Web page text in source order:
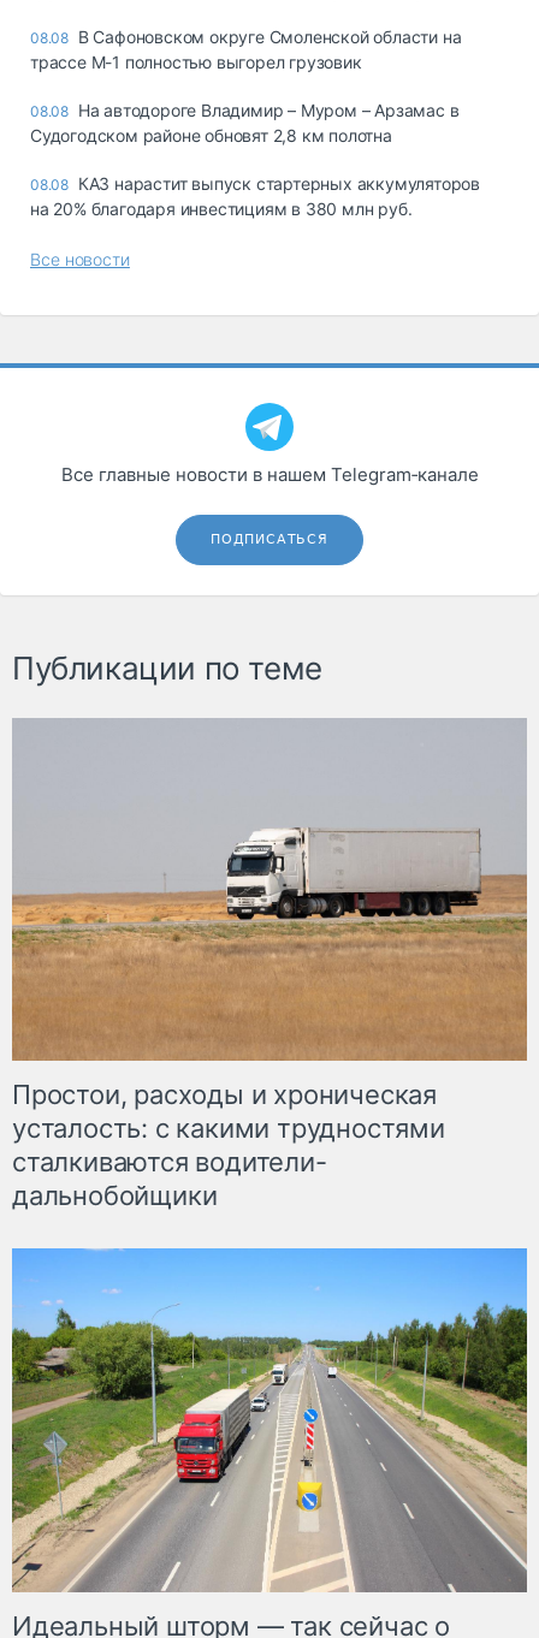
08.08 В Сафоновском округе Смоленской области на
трассе М-1 полностью выгорел грузовик
08.08 На автодороге Владимир – Муром – Арзамас в
Судогодском районе обновят 2,8 км полотна
08.08 КАЗ нарастит выпуск стартерных аккумуляторов
на 20% благодаря инвестициям в 380 млн руб.
Все новости
Все главные новости в нашем Telegram‑канале
ПОДПИСАТЬСЯ
Публикации по теме
Простои, расходы и хроническая
усталость: с какими трудностями
сталкиваются водители-
дальнобойщики
Идеальный шторм — так сейчас о